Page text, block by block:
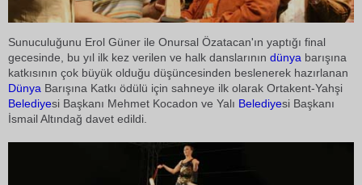
Sunuculuğunu Erol Güner ile Onursal Özatacan'ın yaptığı final
gecesinde, bu yıl ilk kez verilen ve halk danslarının dünya barışına
katkısının çok büyük olduğu düşüncesinden beslenerek hazırlanan
Dünya Barışına Katkı ödülü için sahneye ilk olarak Ortakent-Yahşi
Belediyesi Başkanı Mehmet Kocadon ve Yalı Belediyesi Başkanı
İsmail Altındağ davet edildi.